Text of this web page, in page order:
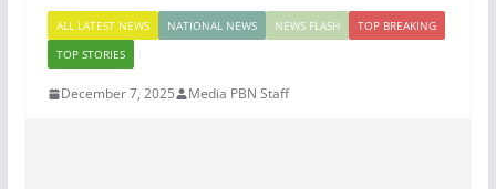
ALL LATEST NEWS NATIONAL NEWS NEWS FLASH
TOP BREAKING
TOP STORIES
December 7, 2025 Media PBN Staff